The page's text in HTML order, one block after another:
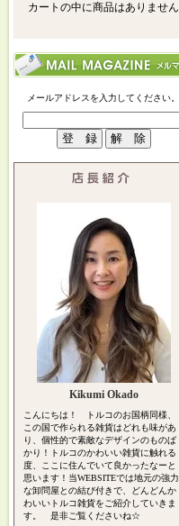
カートの中に商品はありません
メールアドレスを入力してください。
Kikumi Okado
こんにちは！ トルコのお国柄同様、
この国で作られる雑貨はどれも味があ
り、個性的で素敵なデザインのものば
かり！トルコのかわいい雑貨に触れる
度、ここに住んでいて良かったなーと
思います！当WEBSITEでは地元の強力
な卸問屋との結び付きで、どんどんか
わいいトルコ雑貨をご紹介していきま
す。 是非ご覧くださいね☆